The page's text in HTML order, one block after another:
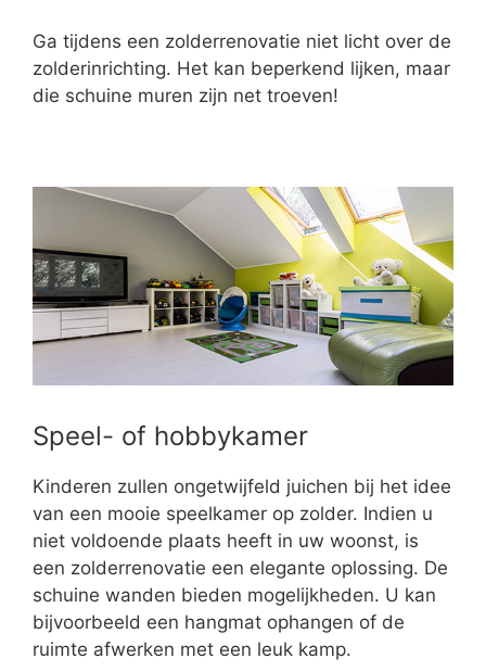
Ga tijdens een zolderrenovatie niet licht over de
zolderinrichting. Het kan beperkend lijken, maar
die schuine muren zijn net troeven!
Speel- of hobbykamer
Kinderen zullen ongetwijfeld juichen bij het idee
van een mooie speelkamer op zolder. Indien u
niet voldoende plaats heeft in uw woonst, is
een zolderrenovatie een elegante oplossing. De
schuine wanden bieden mogelijkheden. U kan
bijvoorbeeld een hangmat ophangen of de
ruimte afwerken met een leuk kamp.